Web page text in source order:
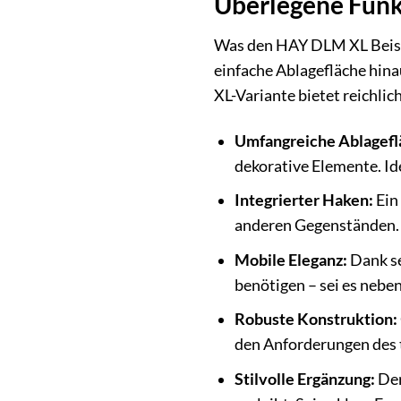
Was den HAY DLM XL
einfache Ablagefläche
XL-Variante bietet
Umfangreiche
dekorative Elemente.
Integrierter Haken:
anderen
Mobile Eleganz: Dank
benötigen – sei es
Robuste Konstruktion:
den Anforderungen
Stilvolle Ergänzung: